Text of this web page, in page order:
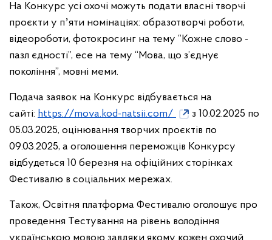
На Конкурс усі охочі можуть подати власні творчі
проєкти у пʼяти номінаціях: образотворчі роботи,
відеороботи, фотокросинг на тему “Кожне слово -
пазл єдності”, есе на тему “Мова, що з’єднує
покоління”, мовні меми.
Подача заявок на Конкурс відбувається на
сайті: https://mova.kod-natsii.com/
з 10.02.2025 по
05.03.2025, оцінювання творчих проєктів по
09.03.2025, а оголошення переможців Конкурсу
відбудеться 10 березня на офіційних сторінках
Фестивалю в соціальних мережах.
Також, Освітня платформа Фестивалю оголошує про
проведення Тестування на рівень володіння